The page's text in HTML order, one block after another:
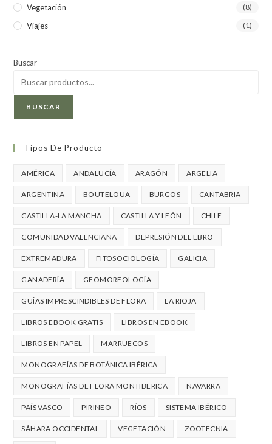
Vegetación (8)
Viajes (1)
Buscar
BUSCAR
Tipos De Producto
AMÉRICA ANDALUCÍA ARAGÓN ARGELIA
ARGENTINA BOUTELOUA BURGOS CANTABRIA
CASTILLA-LA MANCHA CASTILLA Y LEÓN CHILE
COMUNIDAD VALENCIANA DEPRESIÓN DEL EBRO
EXTREMADURA FITOSOCIOLOGÍA GALICIA
GANADERÍA GEOMORFOLOGÍA
GUÍAS IMPRESCINDIBLES DE FLORA LA RIOJA
LIBROS EBOOK GRATIS LIBROS EN EBOOK
LIBROS EN PAPEL MARRUECOS
MONOGRAFÍAS DE BOTÁNICA IBÉRICA
MONOGRAFÍAS DE FLORA MONTIBERICA NAVARRA
PAÍS VASCO PIRINEO RÍOS SISTEMA IBÉRICO
SÁHARA OCCIDENTAL VEGETACIÓN ZOOTECNIA